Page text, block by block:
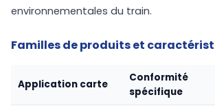
environnementales du train.
Familles de produits et
Application carte
Conformité
spécifique